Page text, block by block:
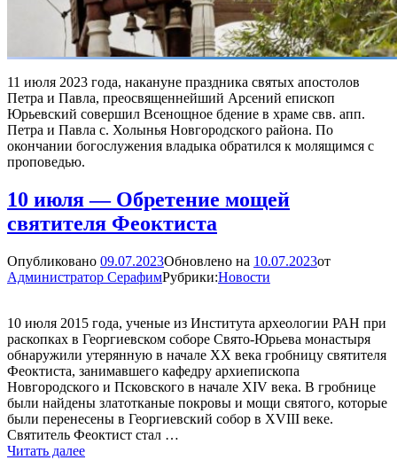
11 июля 2023 года, накануне праздника святых апостолов
Петра и Павла, преосвященнейший Арсений епископ
Юрьевский совершил Всенощное бдение в храме свв. апп.
Петра и Павла с. Холынья Новгородского района. По
окончании богослужения владыка обратился к молящимся с
проповедью.
10 июля — Обретение мощей
святителя Феоктиста
Опубликовано 09.07.2023Обновлено на 10.07.2023от
Администратор СерафимРубрики:Новости
10 июля 2015 года, ученые из Института археологии РАН при
раскопках в Георгиевском соборе Свято-Юрьева монастыря
обнаружили утерянную в начале ХХ века гробницу святителя
Феоктиста, занимавшего кафедру архиепископа
Новгородского и Псковского в начале XIV века. В гробнице
были найдены златотканые покровы и мощи святого, которые
были перенесены в Георгиевский собор в XVIII веке.
Святитель Феоктист стал …
Читать далее10